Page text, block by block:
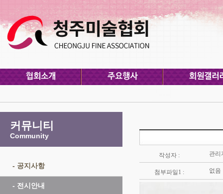
커뮤니티
Community
- 공지사항
- 전시안내
작성자 : 관리
첨부파일1 : 없음